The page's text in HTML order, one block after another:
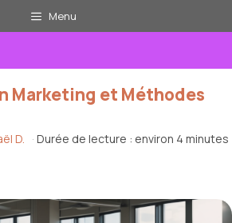
Menu
Marketing et Méthodes
D. · Durée de lecture : environ 4 minutes